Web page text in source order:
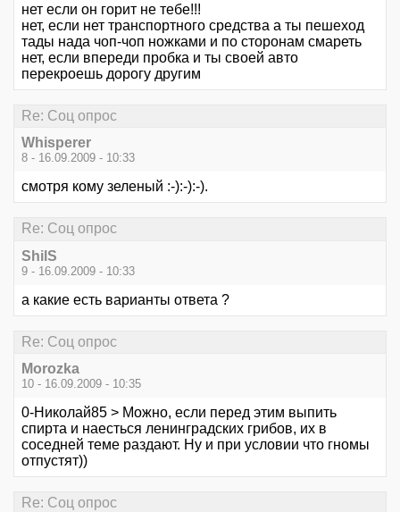
нет если он горит не тебе!!!
нет, если нет транспортного средства а ты пешеход
тады нада чоп-чоп ножками и по сторонам смареть
нет, если впереди пробка и ты своей авто
перекроешь дорогу другим
Re: Соц опрос
Whisperer
8 - 16.09.2009 - 10:33
смотря кому зеленый :-):-):-).
Re: Соц опрос
ShilS
9 - 16.09.2009 - 10:33
а какие есть варианты ответа ?
Re: Соц опрос
Morozka
10 - 16.09.2009 - 10:35
0-Николай85 > Можно, если перед этим выпить
спирта и наесться ленинградских грибов, их в
соседней теме раздают. Ну и при условии что гномы
отпустят))
Re: Соц опрос